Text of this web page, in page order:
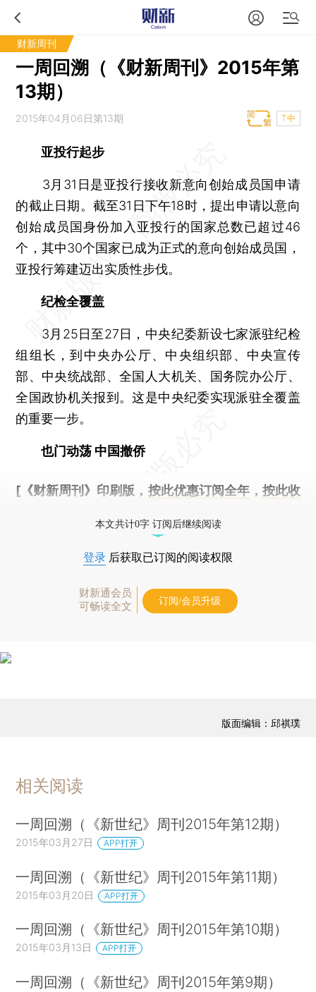
财新周刊
一周回溯（《财新周刊》2015年第
13期）
2015年04月06日第13期 T中
亚投行起步
3月31日是亚投行接收新意向创始成员国申请
的截止日期。截至31日下午18时，提出申请以意向
创始成员国身份加入亚投行的国家总数已超过46
个，其中30个国家已成为正式的意向创始成员国，
亚投行筹建迈出实质性步伐。
纪检全覆盖
3月25日至27日，中央纪委新设七家派驻纪检
组组长，到中央办公厅、中央组织部、中央宣传
部、中央统战部、全国人大机关、国务院办公厅、
全国政协机关报到。这是中央纪委实现派驻全覆盖
的重要一步。
也门动荡 中国撤侨
[《财新周刊》印刷版， 按此优惠订阅全年， 按此收
本文共计0字 订阅后继续阅读
登录 后获取已订阅的阅读权限
财新通会员
可畅读全文
订阅/会员升级
版面编辑：邱祺璞
相关阅读
一周回溯（《新世纪》周刊2015年第12期）
2015年03月27日 APP打开
一周回溯（《新世纪》周刊2015年第11期）
2015年03月20日 APP打开
一周回溯（《新世纪》周刊2015年第10期）
2015年03月13日 APP打开
一周回溯（《新世纪》周刊2015年第9期）